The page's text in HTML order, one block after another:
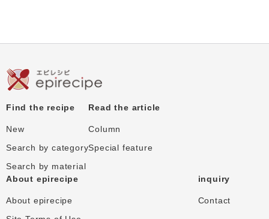
Find the recipe
New
Search by category
Search by material
Read the article
Column
Special feature
About epirecipe
About epirecipe
inquiry
Contact